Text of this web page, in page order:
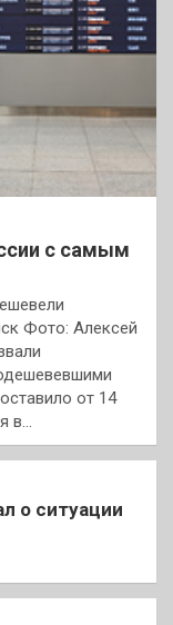
с самым
Фото: Алексей
от 14
в…
о ситуации